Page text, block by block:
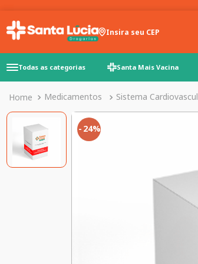
Insira seu CEP
O que
Todas as categorias Santa Mais Vacina
Medicamentos Sistema
24%